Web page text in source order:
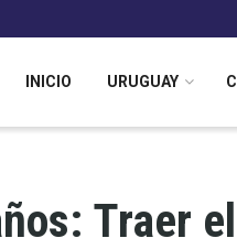
INICIO URUGUAY
Traer